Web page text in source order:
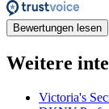
Bewertungen lesen
Weitere
Victoria's